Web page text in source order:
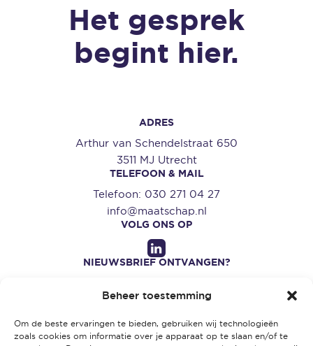
Beheer toestemming
Om de beste ervaringen te bieden, gebruiken wij technologieën
zoals cookies om informatie over je apparaat op te slaan en/of te
Het gesprek
begint hier.
ADRES
Arthur van Schendelstraat 650
3511 MJ Utrecht
TELEFOON & MAIL
Telefoon: 030 271 04 27
info@maatschap.nl
VOLG ONS OP
NIEUWSBRIEF ONTVANGEN?
SNEL NAAR
Projecten